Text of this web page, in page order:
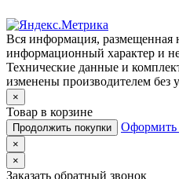
Вся информация, размещенная
информационный характер и
Технические данные и
изменены производителем без
×
Товар в корзине
Продолжить покупки Оформить
×
×
Заказать обратный звонок